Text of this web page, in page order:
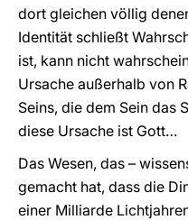
dort gleichen völlig
Identität schließt
ist, kann nicht
Ursache außerhalb von
Seins, die dem Sein das
diese Ursache ist Gott…
Das Wesen, das –
gemacht hat, dass die
einer Milliarde